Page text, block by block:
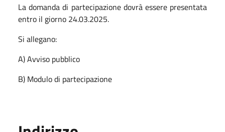
La domanda di partecipazione dovrà essere presentata
entro il giorno 24.03.2025.
Si allegano:
A) Avviso pubblico
B) Modulo di partecipazione